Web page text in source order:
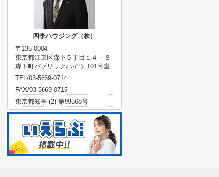
四季ハウジング（株）
〒135-0004
東京都江東区森下５丁目１４－８
森下町パブリックハイツ 101号室
TEL/03-5669-0714
FAX/03-5669-0715
東京都知事 (2) 第99568号